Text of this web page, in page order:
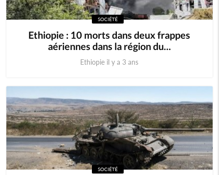
SOCIÉTÉ
Ethiopie : 10 morts dans deux frappes
aériennes dans la région du...
Ethiopie il y a 3 ans
SOCIÉTÉ